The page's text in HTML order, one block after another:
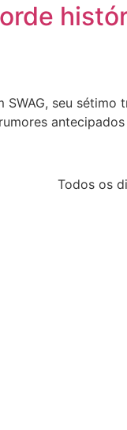
seu sétimo
Todos os